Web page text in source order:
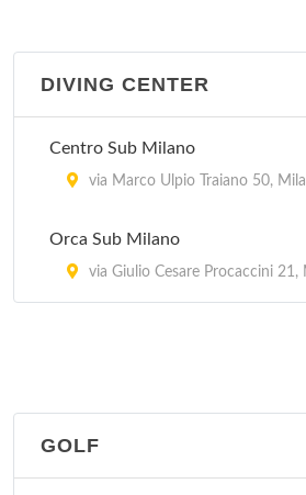
DIVING CENTER
Centro Sub Milano
via Marco Ulpio Traiano 50,
Orca Sub Milano
via Giulio Cesare Procaccini 21,
GOLF